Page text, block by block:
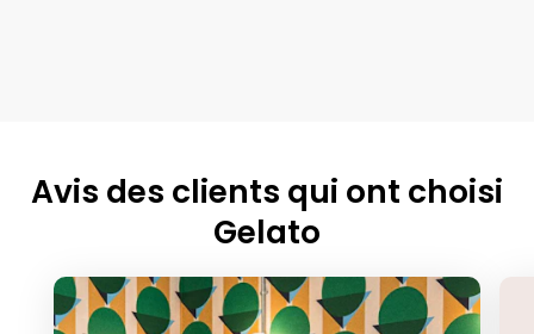
Avis des clients qui ont choisi
Gelato